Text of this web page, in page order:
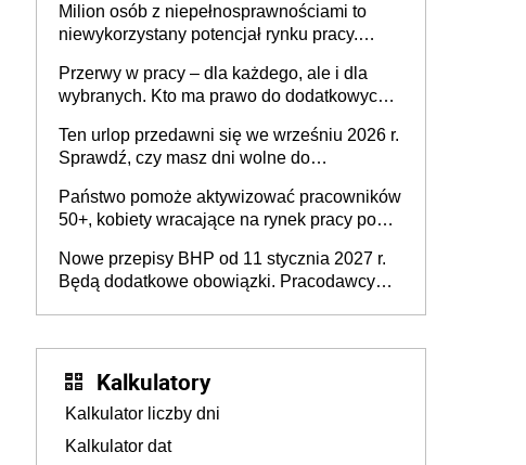
Milion osób z niepełnosprawnościami to
niewykorzystany potencjał rynku pracy.
dofinansowań czy refundacji, ale bariery po
stronie systemu i świadomości
pracodawców [WYWIAD]
Przerwy w pracy – dla każdego, ale i dla
wybranych. Kto ma prawo do dodatkowych
Ten urlop przedawni się we wrześniu 2026 r.
Sprawdź, czy masz dni wolne do
Państwo pomoże aktywizować pracowników
50+, kobiety wracające na rynek pracy po
osoby neuroatypowe. Powstanie Fundusz
na rzecz Inkluzywności w Zatrudnianiu?
Nowe przepisy BHP od 11 stycznia 2027 r.
Będą dodatkowe obowiązki. Pracodawcy
Kalkulatory
Kalkulator liczby dni
Kalkulator dat